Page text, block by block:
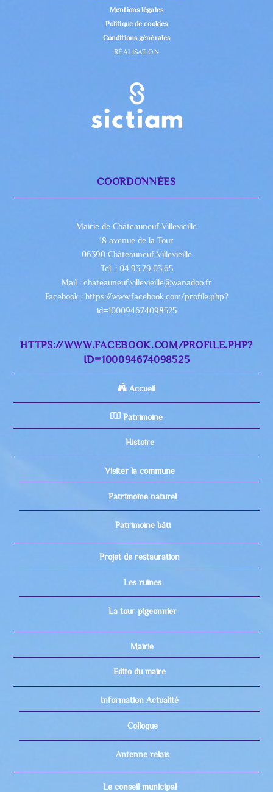
Mentions légales
Politique de cookies
Conditions générales
RÉALISATION
COORDONNÉES
Mairie de Châteauneuf-Villevieille
18 avenue de la Tour
06390 Châteauneuf-Villevieille
Tel. : 04.93.79.03.65
Mail : chateauneuf.villevieille@wanadoo.fr
Facebook : https://www.facebook.com/profile.php?
id=100094674098525
HTTPS://WWW.FACEBOOK.COM/PROFILE.PHP?
ID=100094674098525
Accueil
Patrimoine
Histoire
Visiter la commune
Patrimoine naturel
Patrimoine bâti
Projet de restauration
Les ruines
La tour pigeonnier
Mairie
Edito du maire
Information Actualité
Colloque
Antenne relais
Le conseil municipal